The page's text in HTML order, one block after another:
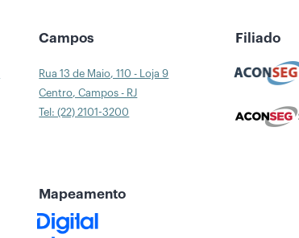
Campos
Rua 13 de Maio, 110 - Loja 9
Centro, Campos - RJ
Tel: (22) 2101-3200
Filiado
Mapeamento